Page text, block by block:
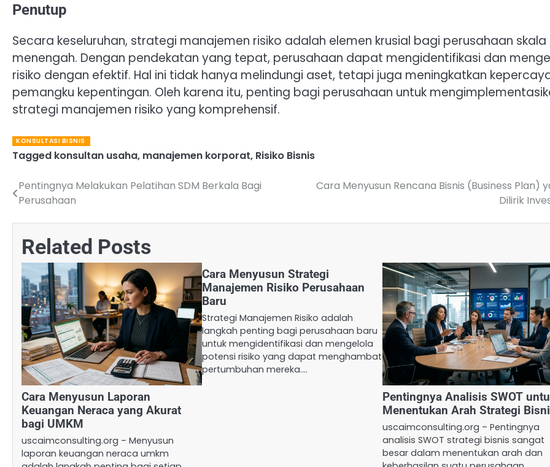
Penutup
Secara keseluruhan, strategi manajemen risiko adalah elemen krusial bagi perusahaan skala
menengah. Dengan pendekatan yang tepat, perusahaan dapat mengidentifikasi dan
risiko dengan efektif. Hal ini tidak hanya melindungi aset, tetapi juga meningkatkan
pemangku kepentingan. Oleh karena itu, penting bagi perusahaan untuk
strategi manajemen risiko yang komprehensif.
KONSULTASI BISNIS
Tagged konsultan usaha, manajemen korporat, Risiko Bisnis
Navigasi
Pentingnya Melakukan Pelatihan SDM Berkala Bagi
Perusahaan
Cara Menyusun Rencana Bisnis (Business Plan)
Dilirik
Related Posts
Cara Menyusun Laporan
Keuangan Neraca yang Akurat
bagi UMKM
uscaimconsulting.org – Menyusun
laporan keuangan neraca umkm
Cara Menyusun Strategi
Manajemen Risiko Perusahaan
Baru
Strategi Manajemen Risiko adalah
langkah penting bagi perusahaan baru
untuk mengidentifikasi dan mengelola
potensi risiko yang dapat menghambat
pertumbuhan mereka.…
Pentingnya Analisis SWOT
Menentukan Arah Strategi
uscaimconsulting.org – Pentingnya
analisis SWOT strategi bisnis sangat
besar dalam menentukan arah dan